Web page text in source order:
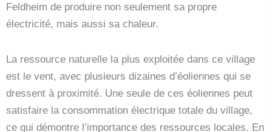
Feldheim de produire non seulement sa propre
électricité, mais aussi sa chaleur.
La ressource naturelle la plus exploitée dans ce village
est le vent, avec plusieurs dizaines d’éoliennes qui se
dressent à proximité. Une seule de ces éoliennes peut
satisfaire la consommation électrique totale du village,
ce qui démontre l’importance des ressources locales. En